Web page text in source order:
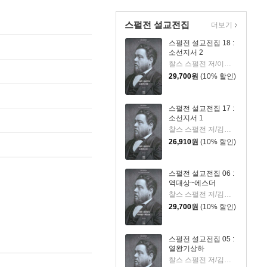
스펄전 설교전집
스펄전 설교전집 18 :
소선지서 2
찰스 스펄전 저/이광식 역
29,700원 (10% 할인)
스펄전 설교전집 17 :
소선지서 1
26,910원 (10% 할인)
스펄전 설교전집 06 :
역대상~에스더
찰스 스펄전 저/김원주 역
29,700원 (10% 할인)
스펄전 설교전집 05 :
열왕기상하
더보기